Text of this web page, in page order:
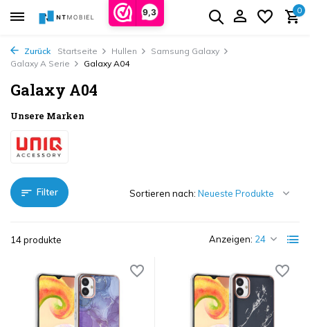
9,3 0
Zurück Startseite Hullen
Samsung Galaxy
Galaxy A Serie
Galaxy A04
Galaxy A04
Unsere Marken
Filter
14 produkte Anzeigen:
Sortieren nach: